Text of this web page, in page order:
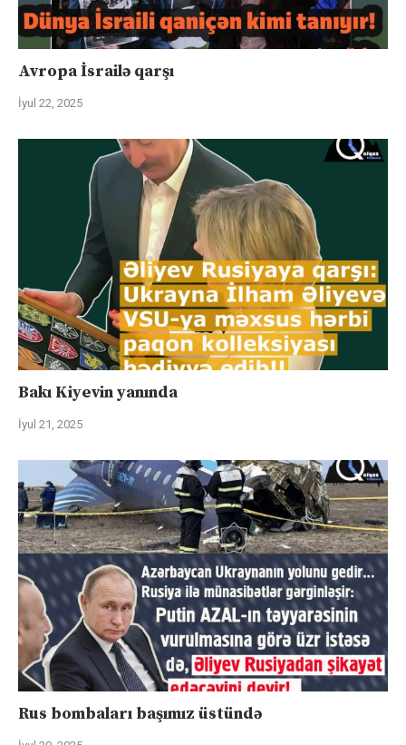
Avropa İsrailə qarşı
İyul 22, 2025
Bakı Kiyevin yanında
İyul 21, 2025
Rus bombaları başımız üstündə